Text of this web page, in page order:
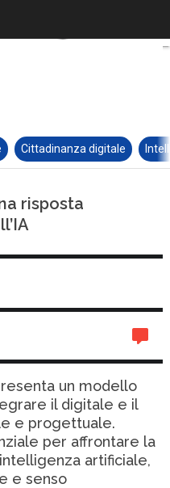
Cittadinanza digitale
risposta
un modello
il digitale e il
e progettuale.
per affrontare la
artificiale,
e senso